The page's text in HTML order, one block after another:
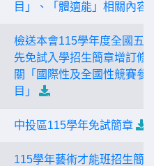
目」、「體適能」相關內容
檢送本會115學年度全國五
先免試入學招生簡章增訂修
關「國際性及全國性競賽參
目」
中投區115學年免試簡章
115學年藝術才能班招生簡